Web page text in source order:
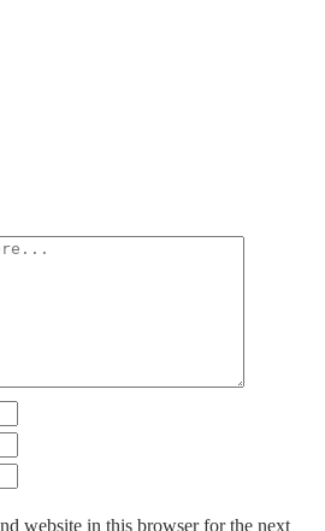
website in this browser for the next